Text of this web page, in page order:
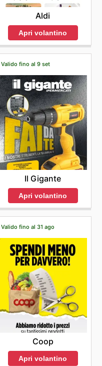
Aldi
Apri volantino
Valido fino al 9 set
Il Gigante
Apri volantino
Valido fino al 31 ago
Coop
Apri volantino